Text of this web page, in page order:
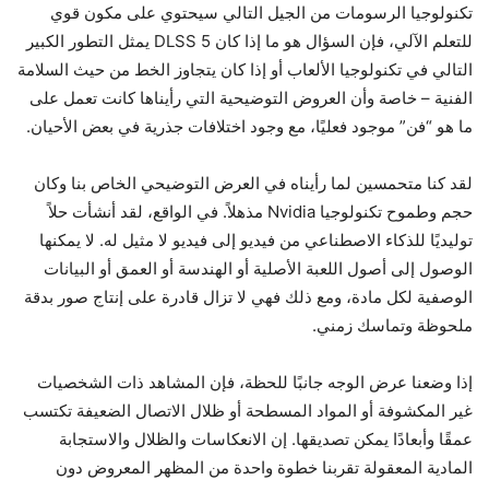
تكنولوجيا الرسومات من الجيل التالي سيحتوي على مكون قوي
للتعلم الآلي، فإن السؤال هو ما إذا كان DLSS 5 يمثل التطور الكبير
التالي في تكنولوجيا الألعاب أو إذا كان يتجاوز الخط من حيث السلامة
الفنية – خاصة وأن العروض التوضيحية التي رأيناها كانت تعمل على
ما هو “فن” موجود فعليًا، مع وجود اختلافات جذرية في بعض الأحيان.
لقد كنا متحمسين لما رأيناه في العرض التوضيحي الخاص بنا وكان
حجم وطموح تكنولوجيا Nvidia مذهلاً. في الواقع، لقد أنشأت حلاً
توليديًا للذكاء الاصطناعي من فيديو إلى فيديو لا مثيل له. لا يمكنها
الوصول إلى أصول اللعبة الأصلية أو الهندسة أو العمق أو البيانات
الوصفية لكل مادة، ومع ذلك فهي لا تزال قادرة على إنتاج صور بدقة
ملحوظة وتماسك زمني.
إذا وضعنا عرض الوجه جانبًا للحظة، فإن المشاهد ذات الشخصيات
غير المكشوفة أو المواد المسطحة أو ظلال الاتصال الضعيفة تكتسب
عمقًا وأبعادًا يمكن تصديقها. إن الانعكاسات والظلال والاستجابة
المادية المعقولة تقربنا خطوة واحدة من المظهر المعروض دون